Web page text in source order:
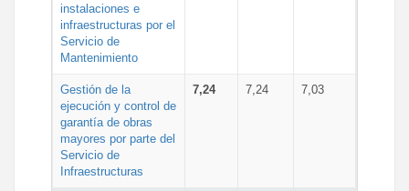
instalaciones e
infraestructuras por el
Servicio de
Mantenimiento
Gestión de la
ejecución y control de
garantía de obras
mayores por parte del
Servicio de
Infraestructuras
7,24 7,24 7,03